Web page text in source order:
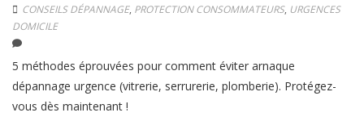
CONSEILS DÉPANNAGE, PROTECTION CONSOMMATEURS, URGENCES
DOMICILE
5 méthodes éprouvées pour comment éviter arnaque
dépannage urgence (vitrerie, serrurerie, plomberie). Protégez-
vous dès maintenant !